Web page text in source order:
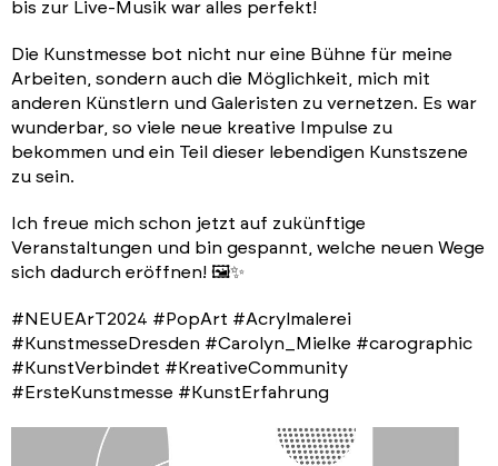
bis zur Live-Musik war alles perfekt!
Die Kunstmesse bot nicht nur eine Bühne für meine
Arbeiten, sondern auch die Möglichkeit, mich mit
anderen Künstlern und Galeristen zu vernetzen. Es war
wunderbar, so viele neue kreative Impulse zu
bekommen und ein Teil dieser lebendigen Kunstszene
zu sein.
Ich freue mich schon jetzt auf zukünftige
Veranstaltungen und bin gespannt, welche neuen Wege
sich dadurch eröffnen! 🖼️✨
#NEUEArT2024 #PopArt #Acrylmalerei
#KunstmesseDresden #Carolyn_Mielke #carographic
#KunstVerbindet #KreativeCommunity
#ErsteKunstmesse #KunstErfahrung